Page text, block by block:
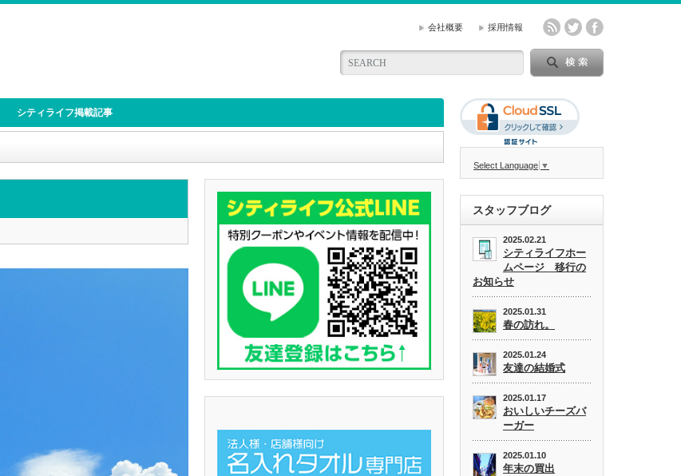
会社概要 採用情報
シティライフ掲載記事
Select Language ▼
スタッフブログ
2025.02.21
シティライフホー
ムページ 移行の
お知らせ
2025.01.31
春の訪れ。
2025.01.24
友達の結婚式
2025.01.17
おいしいチーズバ
ーガー
2025.01.10
年末の買出